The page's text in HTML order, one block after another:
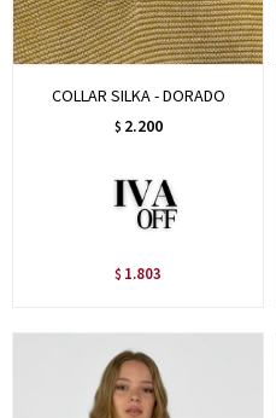
COLLAR SILKA - DORADO
$ 2.200
$ 1.803